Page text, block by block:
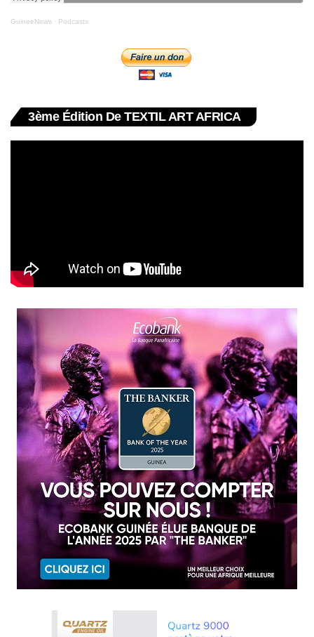
GuineeNews · Podcasts
3ème Édition De TEXTIL ART AFRICA